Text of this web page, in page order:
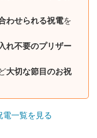
わせられる祝電を
れ不要のプリザー
大切な節目のお祝
一覧を見る